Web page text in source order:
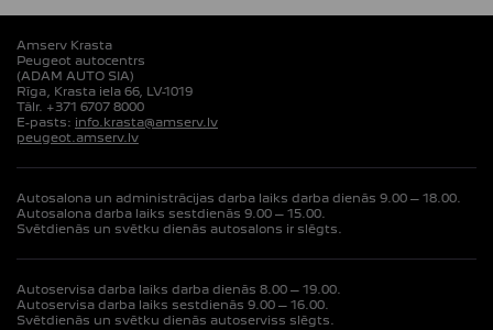
Amserv Krasta
Peugeot autocentrs
(ADAM AUTO SIA)
Rīga, Krasta iela 66, LV-1019
Tālr. +371 6707 8000
E-pasts: info.krasta@amserv.lv
peugeot.amserv.lv
Autosalona un administrācijas darba laiks darba dienās 9.00 – 18.00.
Autosalona darba laiks sestdienās 9.00 – 15.00.
Svētdienās un svētku dienās autosalons ir slēgts.
Autoservisa darba laiks darba dienās 8.00 – 19.00.
Autoservisa darba laiks sestdienās 9.00 – 16.00.
Svētdienās un svētku dienās autoserviss slēgts.